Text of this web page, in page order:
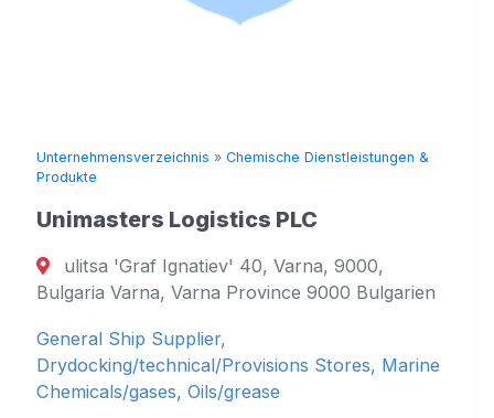
Unternehmensverzeichnis » Chemische Dienstleistungen &
Produkte
Unimasters Logistics PLC
ulitsa 'Graf Ignatiev' 40, Varna, 9000,
Bulgaria Varna, Varna Province 9000 Bulgarien
General Ship Supplier,
Drydocking/technical/Provisions Stores, Marine
Chemicals/gases, Oils/grease